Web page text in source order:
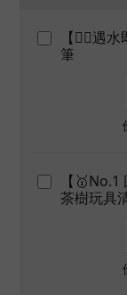
【👍🏻
筆
【
茶樹玩具